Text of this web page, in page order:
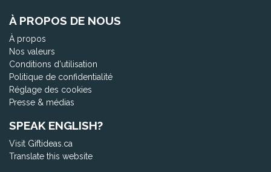
À PROPOS DE NOUS
À propos
Nos valeurs
Conditions d'utilisation
Politique de confidentialité
Réglage des cookies
Presse & médias
SPEAK ENGLISH?
Visit Giftideas.ca
Translate this website